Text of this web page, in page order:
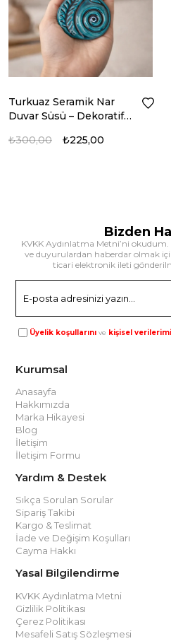
Turkuaz Seramik Nar
Duvar Süsü – Dekoratif
₺225,00
₺300,00
Bizden
KVKK Aydınlatma Metni’ni
ve duyurulardan haberdar olmak
ticari elektronik ileti
Üyelik koşullarını ve kişisel
Kurumsal
Anasayfa
Hakkımızda
Marka Hikayesi
Blog
İletişim
İletişim Formu
Yardım & Destek
Sıkça Sorulan Sorular
Sipariş Takibi
Kargo & Teslimat
İade ve Değişim Koşulları
Cayma Hakkı
Yasal Bilgilendirme
KVKK Aydınlatma Metni
Gizlilik Politikası
Çerez Politikası
Mesafeli Satış Sözleşmesi